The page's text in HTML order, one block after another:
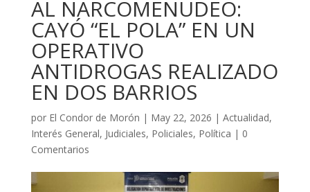
AL NARCOMENUDEO:
CAYÓ “EL POLA” EN UN
OPERATIVO
ANTIDROGAS REALIZADO
EN DOS BARRIOS
por El Condor de Morón | May 22, 2026 | Actualidad,
Interés General, Judiciales, Policiales, Política | 0
Comentarios